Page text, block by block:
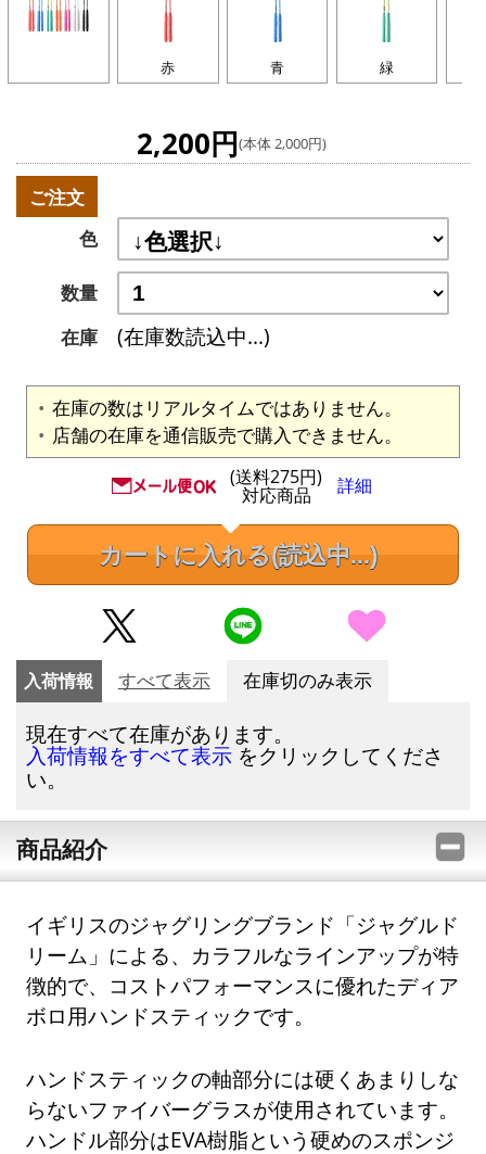
赤 青 緑
2,200円(本体 2,000円)
ご注文
色
数量
在庫
(在庫数読込中...)
在庫の数はリアルタイムではありません。
店舗の在庫を通信販売で購入できません。
(送料275円)
対応商品 詳細
カートに入れる(読込中...)
入荷情報 すべて表示 在庫切のみ表示
現在すべて在庫があります。
入荷情報をすべて表示 をクリックしてくださ
い。
商品紹介
イギリスのジャグリングブランド「ジャグルド
リーム」による、カラフルなラインアップが特
徴的で、コストパフォーマンスに優れたディア
ボロ用ハンドスティックです。
ハンドスティックの軸部分には硬くあまりしな
らないファイバーグラスが使用されています。
ハンドル部分はEVA樹脂という硬めのスポンジ